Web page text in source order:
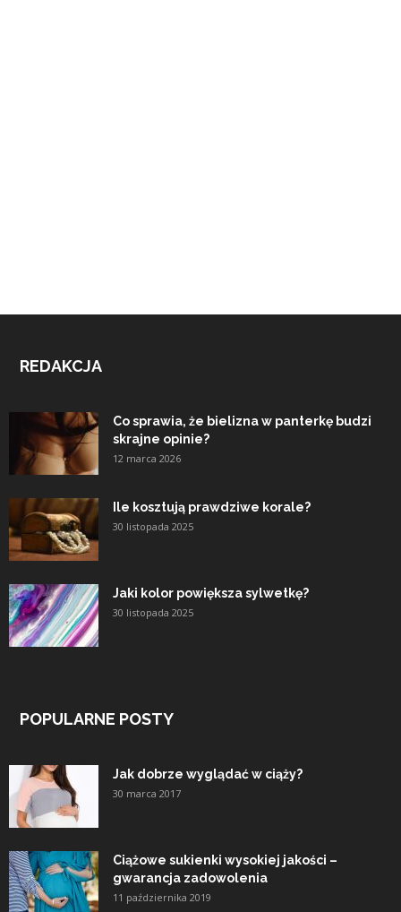
REDAKCJA
Co sprawia, że bielizna w panterkę budzi
skrajne opinie?
12 marca 2026
Ile kosztują prawdziwe korale?
30 listopada 2025
Jaki kolor powiększa sylwetkę?
30 listopada 2025
POPULARNE POSTY
Jak dobrze wyglądać w ciąży?
30 marca 2017
Ciążowe sukienki wysokiej jakości –
gwarancja zadowolenia
11 października 2019